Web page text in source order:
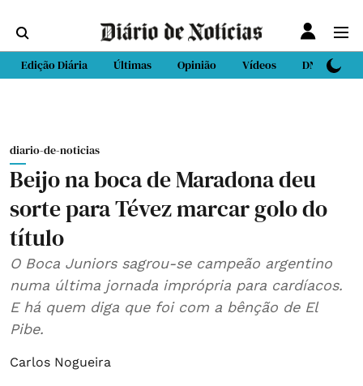
Edição Diária Últimas Opinião Vídeos DN Sport
diario-de-noticias
Beijo na boca de Maradona deu
sorte para Tévez marcar golo do
título
O Boca Juniors sagrou-se campeão argentino
numa última jornada imprópria para cardíacos.
E há quem diga que foi com a bênção de El
Pibe.
Carlos Nogueira